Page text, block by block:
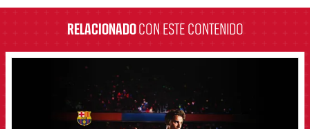
RELACIONADOCON ESTE CONTENIDO